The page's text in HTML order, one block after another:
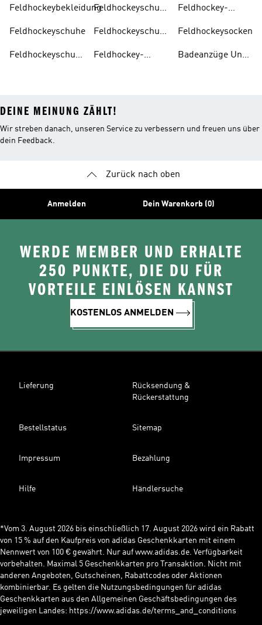
Feldhockeybekleidung
Feldhockeyschuhe
Feldhockeyschuhe
Feldhockeyschuhe
Feldhockeyschuhe
Feldhockey-
Feldhockey-
Feldhockeysocken
Badeanzüge Und
DEINE MEINUNG ZÄHLT!
Wir streben danach, unseren Service zu verbessern und freuen uns über
dein Feedback.
Zurück nach oben
Anmelden Dein Warenkorb (0)
WERDE MEMBER UND ERHALTE
250 PUNKTE, DIE DU FÜR
VORTEILE EINLÖSEN KANNST
KOSTENLOS ANMELDEN
Lieferung
Rücksendung &
Rückerstattung
Bestellstatus Sitemap
Impressum Bezahlung
Hilfe Händlersuche
*Vom 3. August 2026 bis einschließlich 17. August 2026 wird ein Rabatt
von 15 % auf den Kaufpreis von adidas Geschenkkarten mit einem
Nennwert von 100 € gewährt. Nur auf www.adidas.de. Verfügbarkeit
vorbehalten. Maximal 5 Geschenkkarten pro Transaktion. Nicht mit
anderen Angeboten, Gutscheinen, Rabattcodes oder Aktionen
kombinierbar. Es gelten die Nutzungsbedingungen für adidas
Geschenkkarten aus den Allgemeinen Geschäftsbedingungen des
jeweiligen Landes: https://www.adidas.de/terms_and_conditions